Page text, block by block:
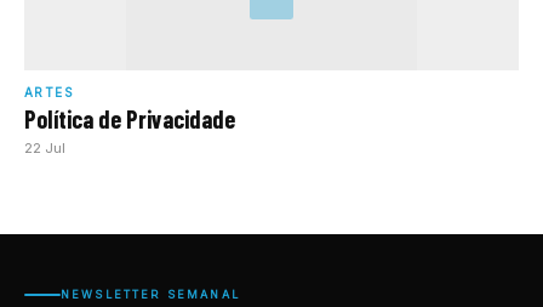
ARTES
Política de Privacidade
22 Jul
NEWSLETTER SEMANAL